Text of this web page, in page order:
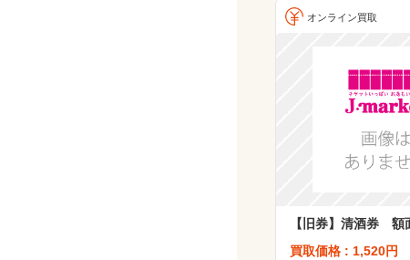
オンライン買取
【旧券】清酒券 額
買取価格 : 1,520円